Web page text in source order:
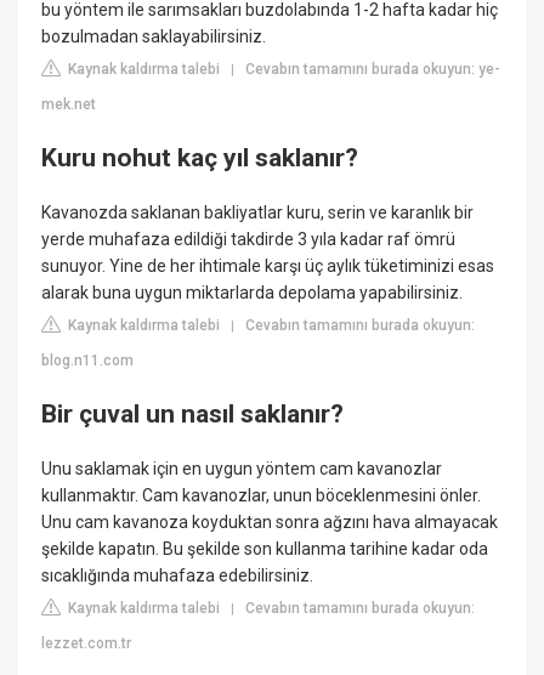
bu yöntem ile sarımsakları buzdolabında 1-2 hafta kadar hiç
bozulmadan saklayabilirsiniz.
Kaynak kaldırma talebi |Cevabın tamamını burada okuyun: ye-
mek.net
Kuru nohut kaç yıl saklanır?
Kavanozda saklanan bakliyatlar kuru, serin ve karanlık bir
yerde muhafaza edildiği takdirde 3 yıla kadar raf ömrü
sunuyor. Yine de her ihtimale karşı üç aylık tüketiminizi esas
alarak buna uygun miktarlarda depolama yapabilirsiniz.
Kaynak kaldırma talebi |Cevabın tamamını burada okuyun:
blog.n11.com
Bir çuval un nasıl saklanır?
Unu saklamak için en uygun yöntem cam kavanozlar
kullanmaktır. Cam kavanozlar, unun böceklenmesini önler.
Unu cam kavanoza koyduktan sonra ağzını hava almayacak
şekilde kapatın. Bu şekilde son kullanma tarihine kadar oda
sıcaklığında muhafaza edebilirsiniz.
Kaynak kaldırma talebi |Cevabın tamamını burada okuyun:
lezzet.com.tr